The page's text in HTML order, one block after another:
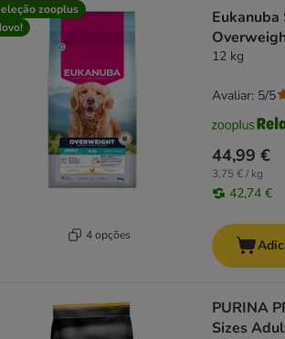
zooplus
4 opções
Eukanuba
12 kg
44,99 €
3,75 € / kg
42,74 €
Avaliar: 5/5
PURINA
Sizes